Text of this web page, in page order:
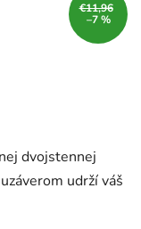
dvojstennej
udrží váš
€11,96
–7 %